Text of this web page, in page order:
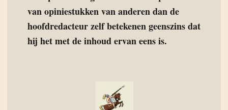
van opiniestukken van anderen dan de
hoofdredacteur zelf betekenen geenszins dat
hij het met de inhoud ervan eens is.